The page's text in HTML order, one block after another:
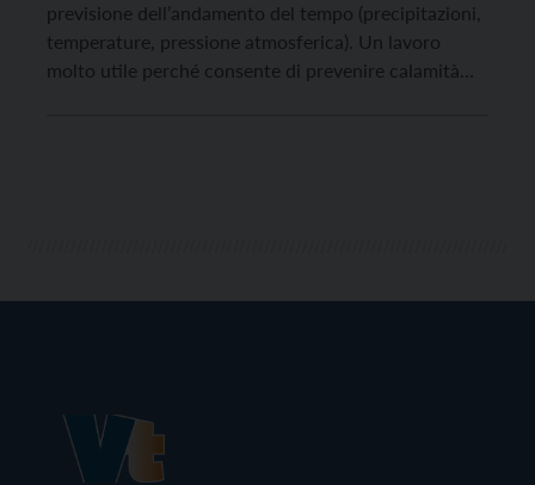
previsione dell’andamento del tempo (precipitazioni,
temperature, pressione atmosferica). Un lavoro
molto utile perché consente di prevenire calamità